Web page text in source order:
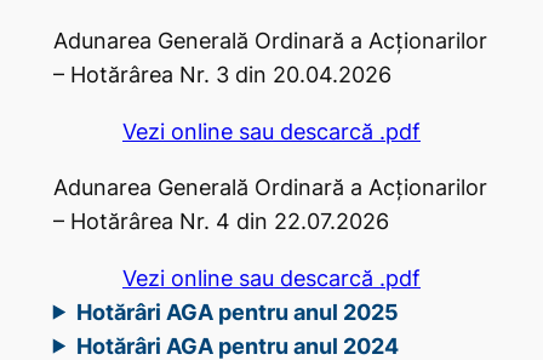
Adunarea Generală Ordinară a Acţionarilor
– Hotărârea Nr. 3 din 20.04.2026
Vezi online sau descarcă .pdf
Adunarea Generală Ordinară a Acţionarilor
– Hotărârea Nr. 4 din 22.07.2026
Vezi online sau descarcă .pdf
Hotărâri AGA pentru anul 2025
Hotărâri AGA pentru anul 2024